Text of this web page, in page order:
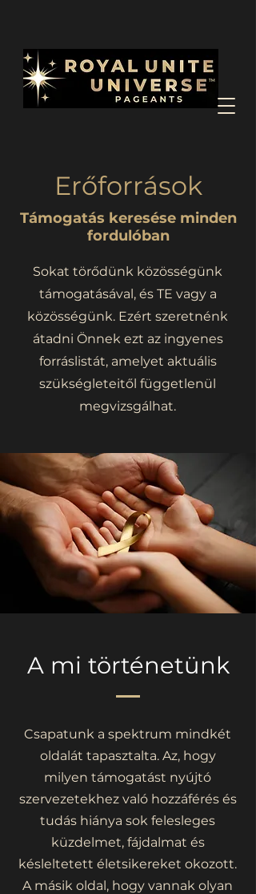
Erőforrások
Támogatás keresése minden
fordulóban
Sokat törődünk közösségünk
támogatásával, és TE vagy a
közösségünk. Ezért szeretnénk
átadni Önnek ezt az ingyenes
forráslistát, amelyet aktuális
szükségleteitől függetlenül
megvizsgálhat.
A mi történetünk
Csapatunk a spektrum mindkét
oldalát tapasztalta. Az, hogy
milyen támogatást nyújtó
szervezetekhez való hozzáférés és
tudás hiánya sok felesleges
küzdelmet, fájdalmat és
késleltetett életsikereket okozott.
A másik oldal, hogy vannak olyan